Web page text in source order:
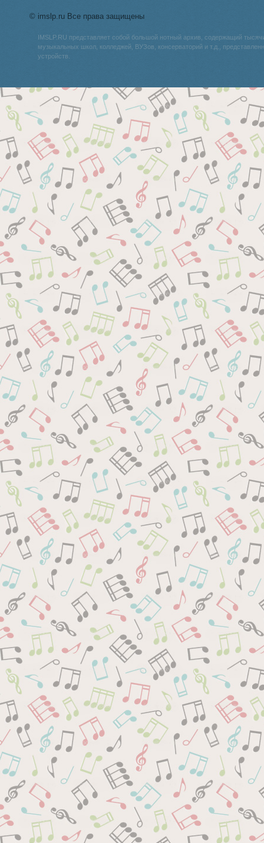
© imslp.ru Все права защищены
IMSLP.RU представляет собой большой нотный архив, содержащий
музыкальных школ, колледжей, ВУЗов, консерваторий и т.д.,
устройств.